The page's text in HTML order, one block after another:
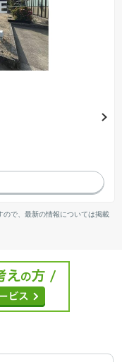
で、最新の情報については掲載